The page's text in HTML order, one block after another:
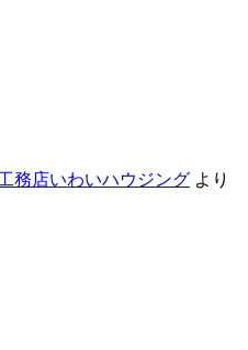
務店いわいハウジング より